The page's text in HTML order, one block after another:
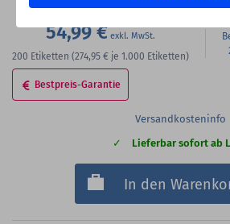
54,99 €
200 Etiketten (274,95 € je 1.000 Etiketten)
Bestpreis-Garantie
Versandkosteninfo
Lieferbar sofort ab
In den